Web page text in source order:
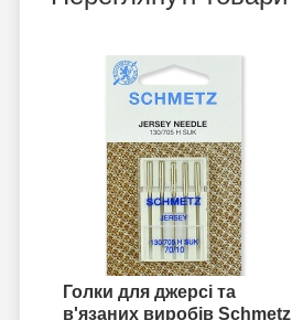
Голки для джерсі та
в'язаних виробів Schmetz